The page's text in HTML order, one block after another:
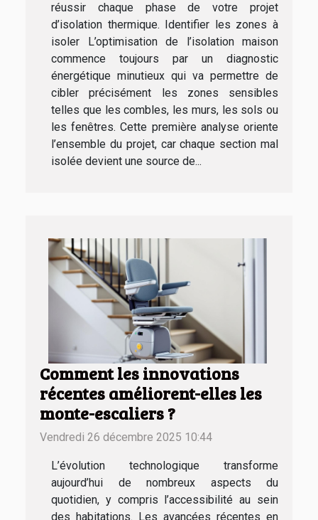
réussir chaque phase de votre projet
d’isolation thermique. Identifier les zones à
isoler L’optimisation de l’isolation maison
commence toujours par un diagnostic
énergétique minutieux qui va permettre de
cibler précisément les zones sensibles
telles que les combles, les murs, les sols ou
les fenêtres. Cette première analyse oriente
l’ensemble du projet, car chaque section mal
isolée devient une source de...
Comment les innovations
récentes améliorent-elles les
monte-escaliers ?
Vendredi 26 décembre 2025 10:44
L’évolution technologique transforme
aujourd’hui de nombreux aspects du
quotidien, y compris l’accessibilité au sein
des habitations. Les avancées récentes en